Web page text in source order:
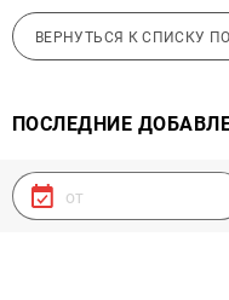
ВЕРНУТЬСЯ К СПИСКУ
ПОСЛЕДНИЕ